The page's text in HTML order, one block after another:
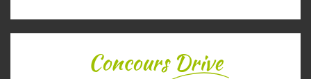
Concours Drive